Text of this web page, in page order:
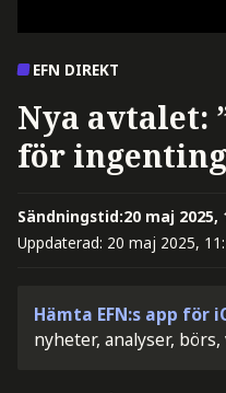
EFN DIREKT
Nya avtalet:
för
Sändningstid:20 maj 2025,
Uppdaterad: 20 maj 2025,
Hämta EFN:s app för
nyheter, analyser, börs,